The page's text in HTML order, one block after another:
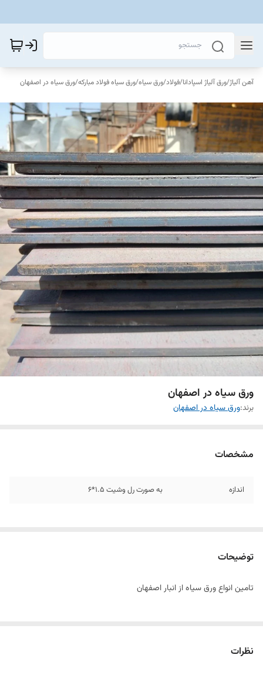
آهن آلیاژ/ورق آلیاژ اسپادانا/فولاد/ورق سیاه/ورق سیاه فولاد مبارکه/ورق سیاه در اصفهان
ورق سیاه در اصفهان
برند:ورق سیاه در اصفهان
مشخصات
اندازه به صورت رل وشیت 1.5*6
توضیحات
تامین انواع ورق سیاه از انبار اصفهان
نظرات